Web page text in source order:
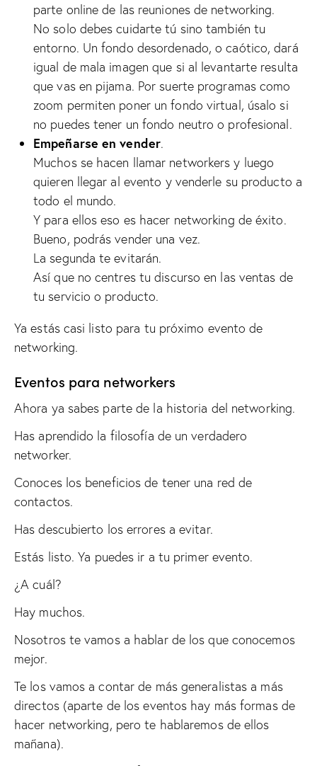
parte online de las reuniones de networking.
No solo debes cuidarte tú sino también tu
entorno. Un fondo desordenado, o caótico, dará
igual de mala imagen que si al levantarte resulta
que vas en pijama. Por suerte programas como
zoom permiten poner un fondo virtual, úsalo si
no puedes tener un fondo neutro o profesional.
Empeñarse en vender.
Muchos se hacen llamar networkers y luego
quieren llegar al evento y venderle su producto a
todo el mundo.
Y para ellos eso es hacer networking de éxito.
Bueno, podrás vender una vez.
La segunda te evitarán.
Así que no centres tu discurso en las ventas de
tu servicio o producto.
Ya estás casi listo para tu próximo evento de
networking.
Eventos para networkers
Ahora ya sabes parte de la historia del networking.
Has aprendido la filosofía de un verdadero
networker.
Conoces los beneficios de tener una red de
contactos.
Has descubierto los errores a evitar.
Estás listo. Ya puedes ir a tu primer evento.
¿A cuál?
Hay muchos.
Nosotros te vamos a hablar de los que conocemos
mejor.
Te los vamos a contar de más generalistas a más
directos (aparte de los eventos hay más formas de
hacer networking, pero te hablaremos de ellos
mañana).